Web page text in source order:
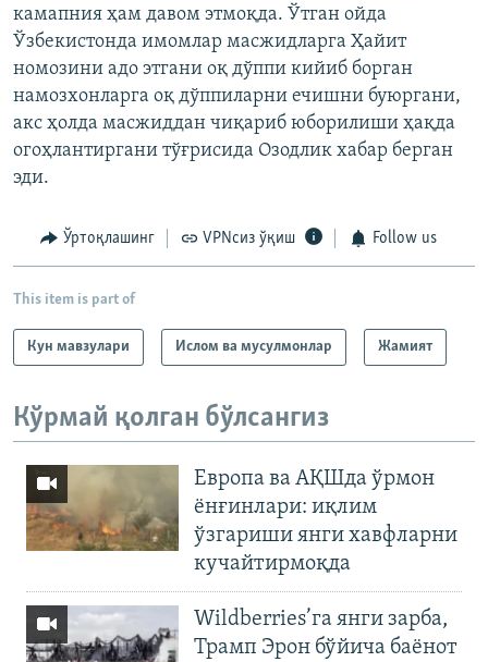
камапния ҳам давом этмоқда. Ўтган ойда
Ўзбекистонда имомлар масжидларга Ҳайит
номозини адо этгани оқ дўппи кийиб борган
намозхонларга оқ дўппиларни ечишни буюргани,
акс ҳолда масжиддан чиқариб юборилиши ҳақда
огоҳлантиргани тўғрисида Озодлик хабар берган
эди.
Ўртоқлашинг VPNсиз ўқиш Follow us
This item is part of
Кун мавзулари Ислом ва мусулмонлар Жамият
Кўрмай қолган бўлсангиз
Европа ва АҚШда ўрмон
ёнғинлари: иқлим
ўзгариши янги хавфларни
кучайтирмоқда
Wildberries’га янги зарба,
Трамп Эрон бўйича баёнот